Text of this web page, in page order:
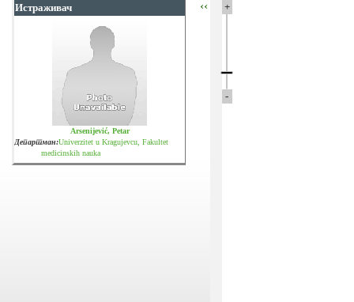
+
-
Истраживач
Arsenijević, Petar
Департман:Univerzitet u Kragujevcu, Fakultet
medicinskih nauka
‹‹